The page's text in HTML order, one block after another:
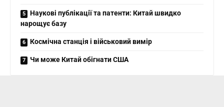
Наукові публікації та патенти: Китай швидко
нарощує базу
Космічна станція і військовий вимір
Чи може Китай обігнати США